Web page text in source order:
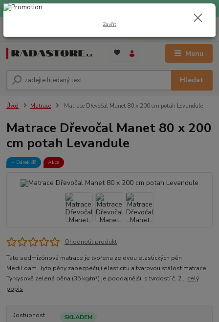
EXPRESNÍ DOPRAVA ZDARMA při nákupu nad 1000 Kč
Menu
Hledat
Úvod Matrace Matrace Dřevočal Manet 80 x 200 cm potah Levandule
Matrace Dřevočal Manet 80 x 200
cm potah Levandule
+ Dárek️ 🎁 Akce
Ohodnotit produkt
Tato sedmizónová matrace je tvořena ze dvou elastických pěn
MediFoam. Tyto pěny zabezpečují elasticitu a tvarovou stálost matrace.
Tyrkysově zelená pěna (35 kg/m³) je poddajnější, s tvrdostí č. 2... celý
popis
Dostupnost
SKLADEM
Zavřít